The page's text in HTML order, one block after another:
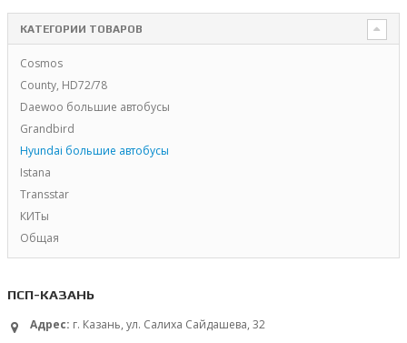
КАТЕГОРИИ ТОВАРОВ
Cosmos
County, HD72/78
Daewoo большие автобусы
Grandbird
Hyundai большие автобусы
Istana
Transstar
КИТы
Общая
ПСП-КАЗАНЬ
Адрес: г. Казань, ул. Салиха Сайдашева, 32